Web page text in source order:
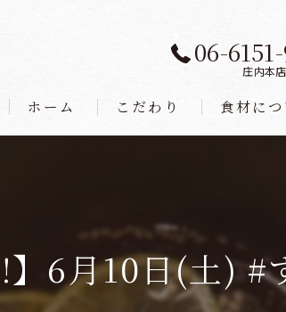
06-
庄内本店
ホーム こだわり 食材につ
!】6月10日(土)